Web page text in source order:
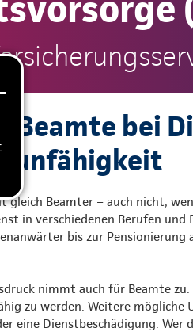
Beamte bei
gleich Beamter – auch nicht,
in verschiedenen Berufen und
bis zur
nimmt auch für Beamte
zu werden. Weitere mögliche
eine Dienstbeschädigung.